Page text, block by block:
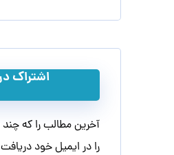
اشتراک
آخرین مطالب را که چند
را در ایمیل خود